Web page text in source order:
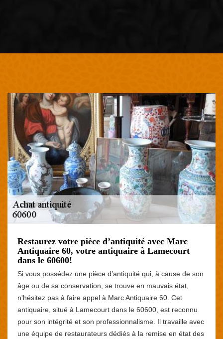
Restaurez votre pièce d’antiquité avec Marc
Antiquaire 60, votre antiquaire à Lamecourt
dans le 60600!
Si vous possédez une pièce d’antiquité qui, à cause de son
âge ou de sa conservation, se trouve en mauvais état,
n'hésitez pas à faire appel à Marc Antiquaire 60. Cet
antiquaire, situé à Lamecourt dans le 60600, est reconnu
pour son intégrité et son professionnalisme. Il travaille avec
une équipe de restaurateurs dédiés à la remise en état des